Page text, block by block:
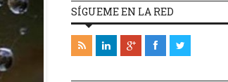
SÍGUEME EN LA RED